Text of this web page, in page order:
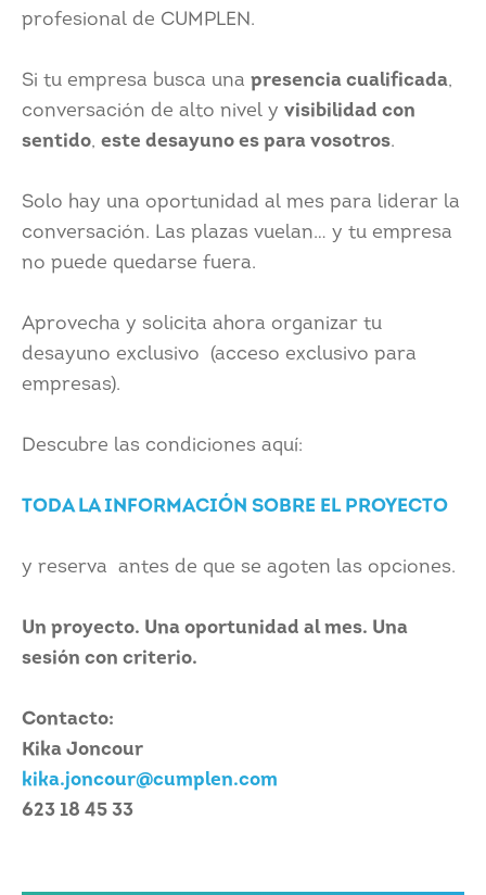
profesional de CUMPLEN.
Si tu empresa busca una presencia cualificada,
conversación de alto nivel y visibilidad con
sentido, este desayuno es para vosotros.
Solo hay una oportunidad al mes para liderar la
conversación. Las plazas vuelan… y tu empresa
no puede quedarse fuera.
Aprovecha y solicita ahora organizar tu
desayuno exclusivo (acceso exclusivo para
empresas).
Descubre las condiciones aquí:
TODA LA INFORMACIÓN SOBRE EL PROYECTO
y reserva antes de que se agoten las opciones.
Un proyecto. Una oportunidad al mes. Una
sesión con criterio.
Contacto:
Kika Joncour
kika.joncour@cumplen.com
623 18 45 33